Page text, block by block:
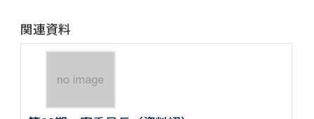
関連資料